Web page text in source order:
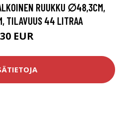
RUUKKU ∅48,3CM,
TILAVUUS 44 LITRAA
EUR